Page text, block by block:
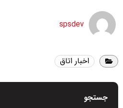
spsdev
اخبار اتاق
جستجو